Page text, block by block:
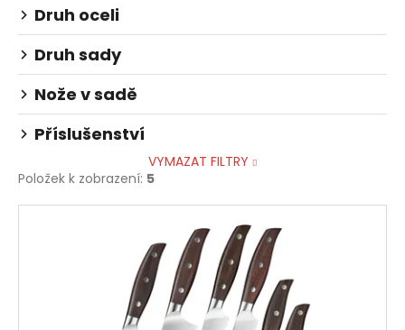
Druh oceli
Druh sady
Nože v sadě
Příslušenství
VYMAZAT FILTRY
Položek k zobrazení: 5
V